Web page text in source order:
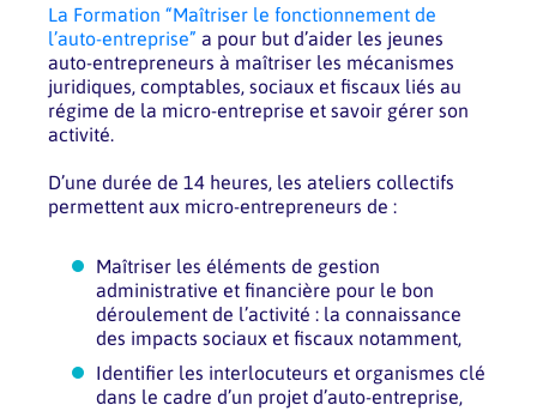
La Formation “Maîtriser le fonctionnement de
l’auto-entreprise” a pour but d’aider les jeunes
auto-entrepreneurs à maîtriser les mécanismes
juridiques, comptables, sociaux et fiscaux liés au
régime de la micro-entreprise et savoir gérer son
activité.
D’une durée de 14 heures, les ateliers collectifs
permettent aux micro-entrepreneurs de :
Maîtriser les éléments de gestion
administrative et financière pour le bon
déroulement de l’activité : la connaissance
des impacts sociaux et fiscaux notamment,
Identifier les interlocuteurs et organismes clé
dans le cadre d’un projet d’auto-entreprise,